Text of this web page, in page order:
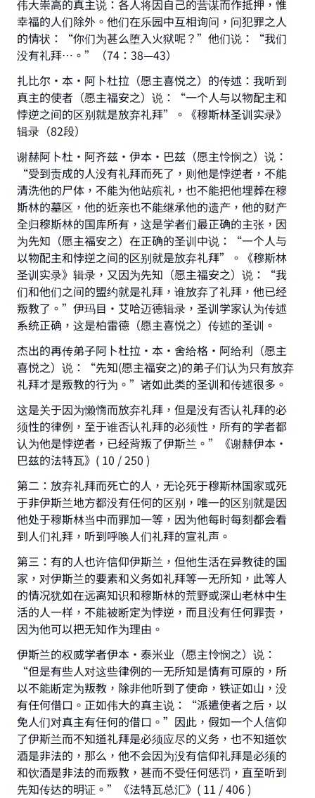
伟大崇高的真主说：各人将因自己的营谋而作抵押，惟
幸福的人们除外。他们在乐园中互相询问，问犯罪之人
的情状：“你们为甚么堕入火狱呢？”他们说：“我们
没有礼拜…。”（74：38—43）
扎比尔•本•阿卜杜拉（愿主喜悦之）的传述：我听到
真主的使者（愿主福安之）说：“一个人与以物配主和
悖逆之间的区别就是放弃礼拜”。《穆斯林圣训实录》
辑录（82段）
谢赫阿卜杜•阿齐兹•伊本•巴兹（愿主怜悯之）说：
“受到责成的人没有礼拜而死了，则他是悖逆者，不能
清洗他的尸体，不能为他站殡礼，也不能把他埋葬在穆
斯林的墓区，他的近亲也不能继承他的遗产，他的财产
全归穆斯林的国库所有，这是学者们最正确的主张，因
为先知（愿主福安之）在正确的圣训中说：“一个人与
以物配主和悖逆之间的区别就是放弃礼拜”。《穆斯林
圣训实录》辑录，又因为先知（愿主福安之）说：“我
们和他们之间的盟约就是礼拜，谁放弃了礼拜，他已经
叛教了。”伊玛目•艾哈迈德辑录，圣训学家认为传述
系统正确，这是柏雷德（愿主喜悦之）传述的圣训。
杰出的再传弟子阿卜杜拉•本•舍给格•阿给利（愿主
喜悦之）说：“先知(愿主福安之)的弟子们认为只有放弃
礼拜才是叛教的行为。”诸如此类的圣训和传述很多。
这是关于因为懒惰而放弃礼拜，但是没有否认礼拜的必
须性的律例，至于谁否认礼拜的必须性，所有的学者都
认为他是悖逆者，已经背叛了伊斯兰。”《谢赫伊本•
巴兹的法特瓦》( 10 / 250 )
第二：放弃礼拜而死亡的人，无论死于穆斯林国家或死
于非伊斯兰地方都没有任何的区别，唯一的区别就是因
他处于穆斯林当中而罪加一等，因为他每时每刻都会看
到人们礼拜，听到呼唤人们礼拜的宣礼声。
第三：有的人也许信仰伊斯兰，但他生活在异教徒的国
家，对伊斯兰的要素和义务如礼拜等一无所知，此等人
的情况犹如在远离知识和穆斯林的荒野或深山老林中生
活的人一样，不能被断定为悖逆，而且没有任何罪责，
因为他可以把无知作为理由。
伊斯兰的权威学者伊本•泰米业（愿主怜悯之）说：
“但是有些人对这些律例的一无所知是情有可原的，所
以不能断定为叛教，除非他听到了使命，铁证如山，没
有任何借口。正如伟大的真主说：“派遣使者之后，以
免人们对真主有任何的借口。”因此，假如一个人信仰
了伊斯兰而不知道礼拜是必须应尽的义务，也不知道饮
酒是非法的，那么，他不会因为没有信仰礼拜是必须的
和饮酒是非法的而叛教，甚而不受任何惩罚，直至听到
先知传达的明证。”《法特瓦总汇》( 11 / 406 )
Make an impact on millions of lives
with your contribution today
Your support is crucial for our mission.
The Prophet (ﷺ) said:
"A person who leads others to doing what is
good will earn the same reward as those who
do it."
(MUSLIM, 1893)
Support IslamQA